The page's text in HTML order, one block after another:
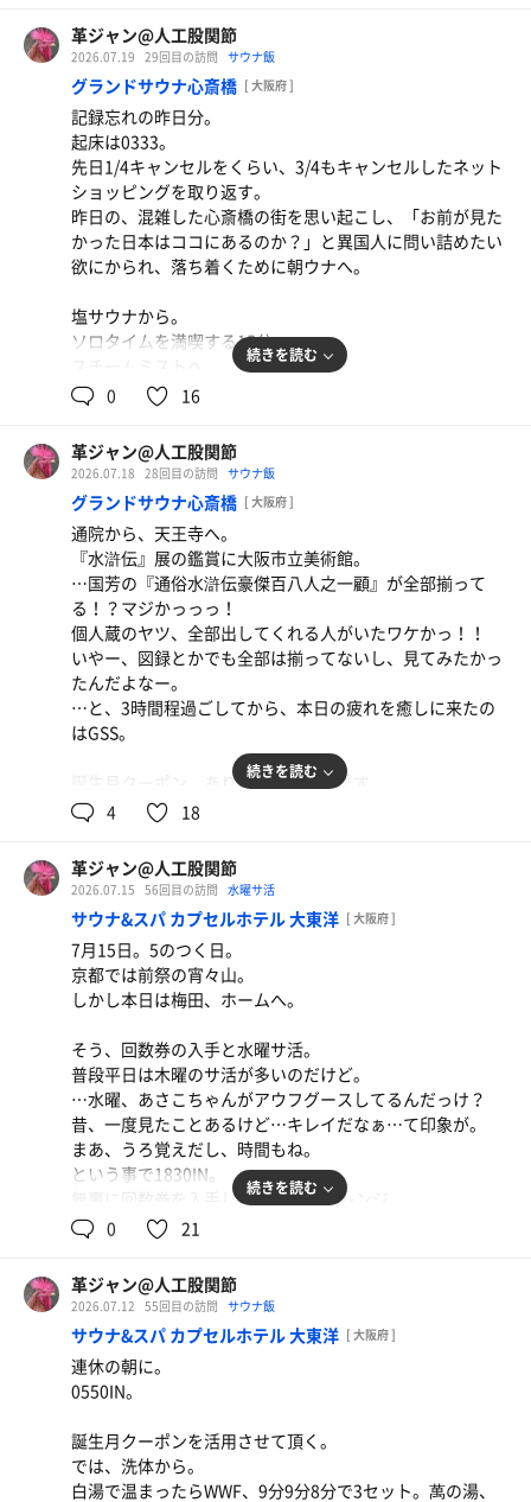
…悪くない。しかしいかんせん、サウナがさみしい。満足
は出来るけれど、もう少し…を求めてしまう。
また、階段の移動がなかなか…。サ室から外気浴、整える
場所までが遠い。
昼前にいったん閉まることもなく、昼食も食える、小さい
ながらもコミックスのある休憩スペースもある。
悪くない。決して悪くない。
しかしあと100円出せば、DTYの朝風呂に行ける。各地の
スパ銭よりゆっくり出来るけど…ちょいとお高い。
…でも、1日使うつもりで、一回は行ってみるのもアリか
な…。
美味い飯を、と思ったけれど結局サ飯はマーケットの半額
弁当。
レンチン野菜を毎日しっかり食べたい派としては、どうも
外食より自宅飯を選びがち。野菜好き。週末のサ活以外
で、外食のサ飯…しばらくしてないなぁ…。
まあ、健康診断の結果は推して知るべし。
…いや、潰瘍性大腸炎に大腿骨頭壊死症、蜂窩織炎もあっ
たし…健康とは言い難いんだけどね。
外気浴後、高濃度人工炭酸泉へ。
ソロタイムを味わい、そのままサ室へ。
…温めの湯だから、水風呂や外気浴には繋がらない。
6分。
…そういや、スポーツ観戦て、「オレにもやらせろ。自分
がやらなきゃ楽しくねぇぞ」て意識が常にある。小学生く
らいからかな…変わらないなぁ…。
内湯、シャワーで終了。
天神祭＝誕生日でございまして。
船渡御からの花火を、のんびり見物したい気持ちもあるん
だけど…
うまくいかないものですねぇ。
革ジャン@人工股関節
2026.07.19 29回目の訪問 サウナ飯
グランドサウナ心斎橋 [ 大阪府 ]
記録忘れの昨日分。
起床は0333。
先日1/4キャンセルをくらい、3/4もキャンセルしたネット
ショッピングを取り返す。
昨日の、混雑した心斎橋の街を思い起こし、「お前が見た
かった日本はココにあるのか？」と異国人に問い詰めたい
欲にかられ、落ち着くために朝ウナへ。
塩サウナから。
ソロタイムを満喫する15分。
GS砲を独り占めする8分。
塩サウナ前で忘我したら洗体、剃毛を済ませる。
少し大浴槽に浸ったら高温サウナへ。
愚かな虫けら共のいない外界を見下ろす2分。
師匠が入室してきたので、高いところから頭を垂れる3
分。
たまには、熱いサウナもね。
大浴槽でしっかりと温まり、ボディシャワーで終了。APA
を見上げる席にはずっと先客がいたため素直に諦めた。
空腹を感じつつ、リクライニングシートに帰還。
0700を確認したらレストランへ。
ここは我慢せずに鮭納豆、大盛りで。
食後の休憩を挟み、退店予定を。
初めに参加…とか？
浴室へ移動して…うわ、混雑ぅ〜。
それでも無事にハミガキを終え、大浴槽で下茹で。
高温サウナで5分1セット。
再度の大浴槽からボディシャワーで終了。
無事に15時間で退店。
鮭納豆定食
もちろんご飯は大盛りで。 鮭、納豆、生玉子、海苔、
漬物2種、昆布佃煮… それでも米が余る驚異。
続きを読む
0 16
革ジャン@人工股関節
2026.07.18 28回目の訪問 サウナ飯
グランドサウナ心斎橋 [ 大阪府 ]
通院から、天王寺へ。
『水滸伝』展の鑑賞に大阪市立美術館。
…国芳の『通俗水滸伝豪傑百八人之一顧』が全部揃って
る！？マジかっっっ！
個人蔵のヤツ、全部出してくれる人がいたワケかっ！！
いやー、図録とかでも全部は揃ってないし、見てみたかっ
たんだよなー。
…と、3時間程過ごしてから、本日の疲れを癒しに来たの
はGSS。
誕生月クーポン、ありがたく頂戴します。
おお、今日はあっきーな氏のアウフグースが。タイミン
では、GSSを満喫すべく、炭に狙いを定めてまず洗体。
そして塩サウナからスタート。
1セット目で完全に脱力。うん、やはりGSSの塩サウナは
良い。
きーな氏…だけでなく、お隣には見たことのある肉体美。
では、高温サウナへ。
ここは中段がワタシの適温。続け様に3セット。…ホーム
の大東洋とは違った良さがあるんだよねぇ…。
大浴槽とボディシャワーで締める。
リクライニングシートに寝転がり、読みかけの本を一区切
との、天からのメッセージか。
浴室に戻り、足湯で軽く温まってアウフグースを受けにサ
室IN。
広いサ室でのアウフグースは久しぶり。そしてギーサーさ
んも名手ときたら…熱波もタオルさばきも、しっかり楽し
ませていただいた。
もう1セットしたら、いつもの流れで休憩に。
そろそろお腹も空いてきた。
続きを読む
4 18
革ジャン@人工股関節
2026.07.15 56回目の訪問 水曜サ活
サウナ&スパ カプセルホテル 大東洋 [ 大阪府 ]
7月15日。5のつく日。
京都では前祭の宵々山。
しかし本日は梅田、ホームへ。
そう、回数券の入手と水曜サ活。
普段平日は木曜のサ活が多いのだけど。
…水曜、あさこちゃんがアウフグースしてるんだっけ？
昔、一度見たことあるけど…キレイだなぁ…て印象が。
まあ、うろ覚えだし、時間もね。
という事で1830IN。
無事に回数券を入手して、60分チャレンジ。
白湯で下茹でしたら、水浴びをしてフィンランドへ入室。
…誰か喋ってる？
マットを手に取り着座…て、やっぱり喋ってる！よし、出
よう。入室からこれまで5秒。
ロウリュサウナ入室、5分。
ドに再入室。
今度は静か目なフィンランド。2分で紳士によるロウリ
続きを読む
0 21
革ジャン@人工股関節
2026.07.12 55回目の訪問 サウナ飯
サウナ&スパ カプセルホテル 大東洋 [ 大阪府 ]
連休の朝に。
0550IN。
誕生月クーポンを活用させて頂く。
では、洗体から。
白湯で温まったらWWF、9分9分8分で3セット。萬の湯、